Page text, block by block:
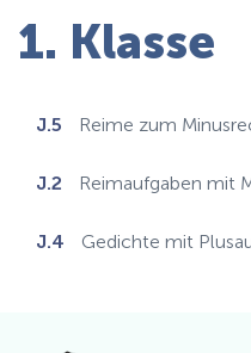
1. Klasse
J.5 Reime zum
J.2 Reimaufgaben mit
J.4 Gedichte mit